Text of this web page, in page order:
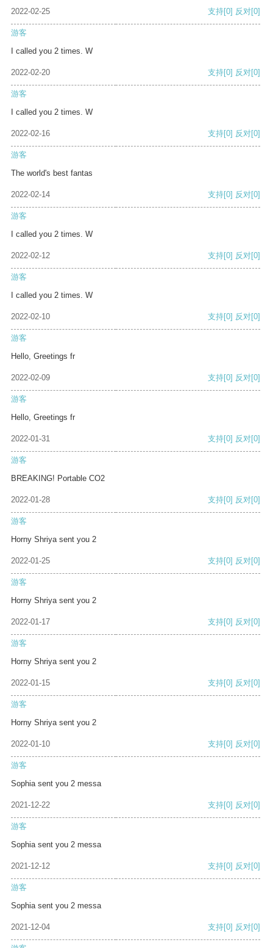
2022-02-25 支持[0] 反对[0]
游客
I called you 2 times. W
2022-02-20 支持[0] 反对[0]
游客
I called you 2 times. W
2022-02-16 支持[0] 反对[0]
游客
The world's best fantas
2022-02-14 支持[0] 反对[0]
游客
I called you 2 times. W
2022-02-12 支持[0] 反对[0]
游客
I called you 2 times. W
2022-02-10 支持[0] 反对[0]
游客
Hello, Greetings fr
2022-02-09 支持[0] 反对[0]
游客
Hello, Greetings fr
2022-01-31 支持[0] 反对[0]
游客
BREAKING! Portable CO2
2022-01-28 支持[0] 反对[0]
游客
Horny Shriya sent you 2
2022-01-25 支持[0] 反对[0]
游客
Horny Shriya sent you 2
2022-01-17 支持[0] 反对[0]
游客
Horny Shriya sent you 2
2022-01-15 支持[0] 反对[0]
游客
Horny Shriya sent you 2
2022-01-10 支持[0] 反对[0]
游客
Sophia sent you 2 messa
2021-12-22 支持[0] 反对[0]
游客
Sophia sent you 2 messa
2021-12-12 支持[0] 反对[0]
游客
Sophia sent you 2 messa
2021-12-04 支持[0] 反对[0]